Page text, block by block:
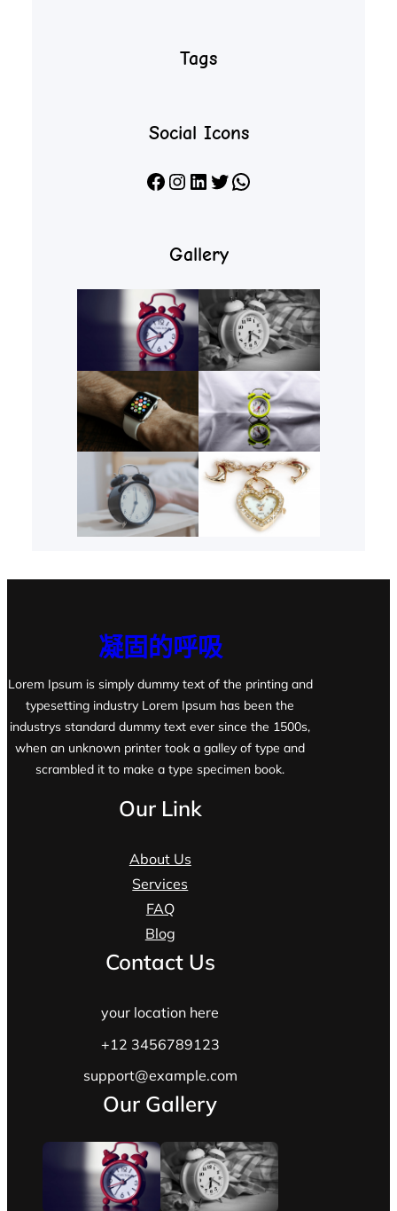
Tags
Social Icons
Facebook Instagram LinkedIn X WhatsApp
Gallery
凝固的呼吸
Lorem Ipsum is simply dummy text of the printing and
typesetting industry Lorem Ipsum has been the
industrys standard dummy text ever since the 1500s,
when an unknown printer took a galley of type and
scrambled it to make a type specimen book.
Our Link
About Us
Services
FAQ
Blog
Contact Us
your location here
+12 3456789123
support@example.com
Our Gallery